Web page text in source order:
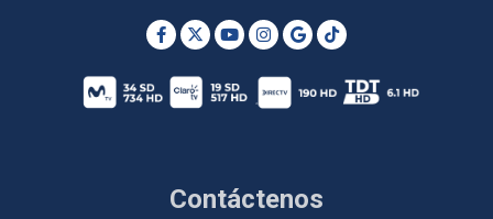
Contáctenos